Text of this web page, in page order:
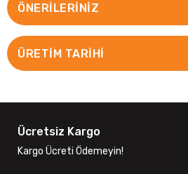
ÖNERILERINIZ
ÜRETİM TARİHİ
Ücretsiz Kargo
Kargo Ücreti Ödemeyin!